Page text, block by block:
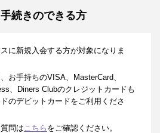
続きのできる方
に新規入会する方が対象になりま
お手持ちのVISA、MasterCard、
、Diners Clubのクレジットカードも
のデビットカードをご利用くださ
問はこちら をご確認ください。